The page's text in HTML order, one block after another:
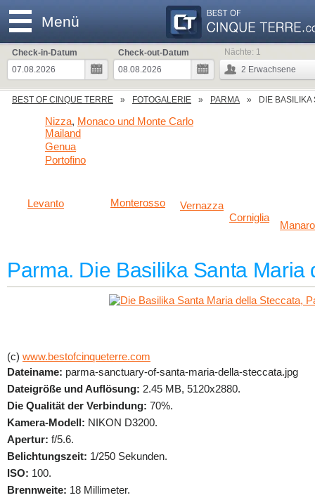
Menü
Check-in-Datum
Check-out-Datum
2 Erwachsene
Nächte: 1
BEST OF CINQUE TERRE FOTOGALERIE PARMA DIE BASILIKA
Levanto Monterosso
Vernazza
Corniglia
Genua
Mailand
Nizza, Monaco und Monte Carlo
Portofino
Parma. Die Basilika Santa Maria
(c) www.bestofcinqueterre.com
Dateiname: parma-sanctuary-of-santa-maria-della-steccata.jpg
Dateigröße und Auflösung: 2.45 MB, 5120x2880.
Die Qualität der Verbindung: 70%.
Kamera-Modell: NIKON D3200.
Apertur: f/5.6.
Belichtungszeit: 1/250 Sekunden.
ISO: 100.
Brennweite: 18 Millimeter.